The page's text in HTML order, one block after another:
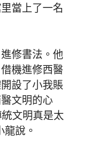
當上了一名
修書法。他
機進修西醫
設了小我賬
文明的心
文明真是太
說。